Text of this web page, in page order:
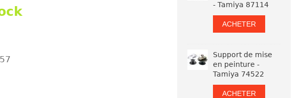
- Tamiya 87114
ACHETER
Support de mise
en peinture -
Tamiya 74522
ACHETER